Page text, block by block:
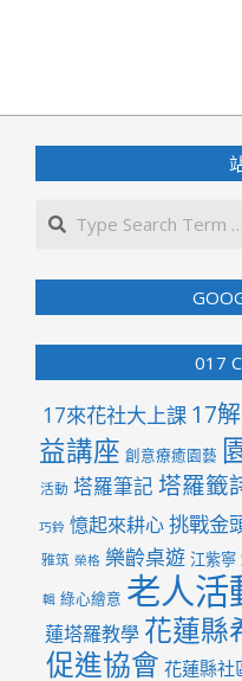
01-
15
017
17來花社大上課 17
益講座 創意療癒園藝
活動 塔羅筆記 塔羅籤
巧鈴 憶起來耕心挑戰金
雅筑 榮格 樂齡桌遊 江紫寧
輯 綠心繪意 老人活
蓮塔羅教學 花蓮縣
促進協會 花蓮縣社